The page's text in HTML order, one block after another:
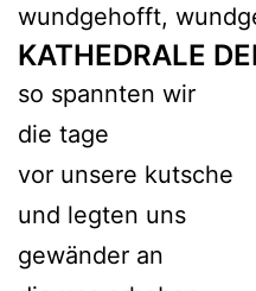
wundgehofft,
KATHEDRALE
so spannten wir
die tage
vor unsere kutsche
und legten uns
gewänder an